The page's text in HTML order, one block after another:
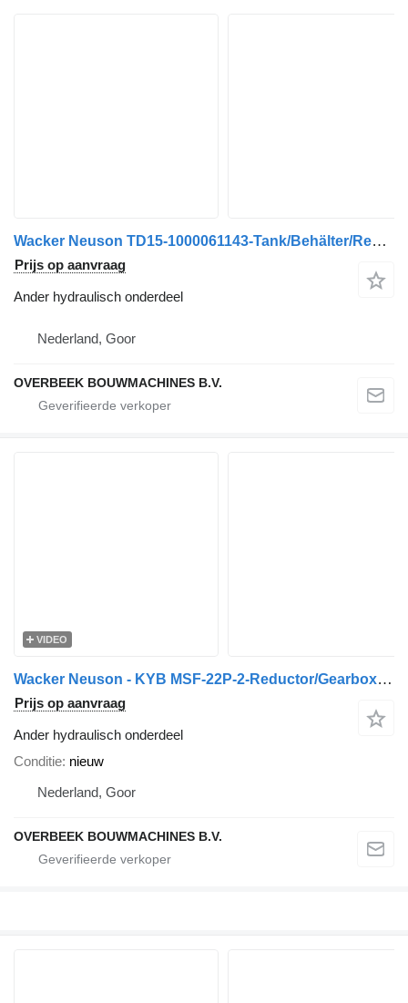
Wacker Neuson TD15-1000061143-Tank/Behälter/Reservoir
Prijs op aanvraag
Ander hydraulisch onderdeel
Nederland, Goor
OVERBEEK BOUWMACHINES B.V.
VIDEO
Wacker Neuson - KYB MSF-22P-2-Reductor/Gearbox/Getriebe
Prijs op aanvraag
Ander hydraulisch onderdeel
Conditie nieuw
Nederland, Goor
OVERBEEK BOUWMACHINES B.V.